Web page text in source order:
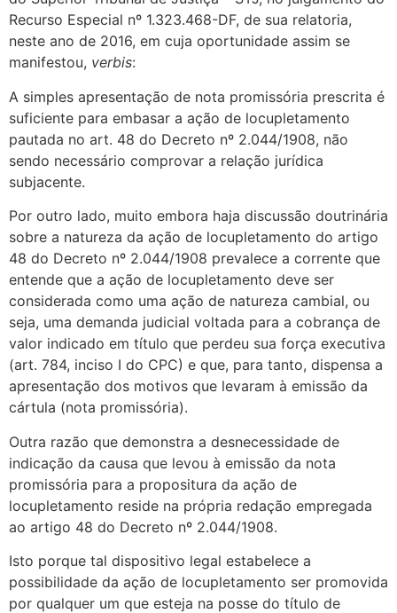
Recurso Especial nº 1.323.468-DF, de sua relatoria,
neste ano de 2016, em cuja oportunidade assim se
manifestou, verbis:
A simples apresentação de nota promissória prescrita é
suficiente para embasar a ação de locupletamento
pautada no art. 48 do Decreto nº 2.044/1908, não
sendo necessário comprovar a relação jurídica
subjacente.
Por outro lado, muito embora haja discussão doutrinária
sobre a natureza da ação de locupletamento do artigo
48 do Decreto nº 2.044/1908 prevalece a corrente que
entende que a ação de locupletamento deve ser
considerada como uma ação de natureza cambial, ou
seja, uma demanda judicial voltada para a cobrança de
valor indicado em título que perdeu sua força executiva
(art. 784, inciso I do CPC) e que, para tanto, dispensa a
apresentação dos motivos que levaram à emissão da
cártula (nota promissória).
Outra razão que demonstra a desnecessidade de
indicação da causa que levou à emissão da nota
promissória para a propositura da ação de
locupletamento reside na própria redação empregada
ao artigo 48 do Decreto nº 2.044/1908.
Isto porque tal dispositivo legal estabelece a
possibilidade da ação de locupletamento ser promovida
por qualquer um que esteja na posse do título de